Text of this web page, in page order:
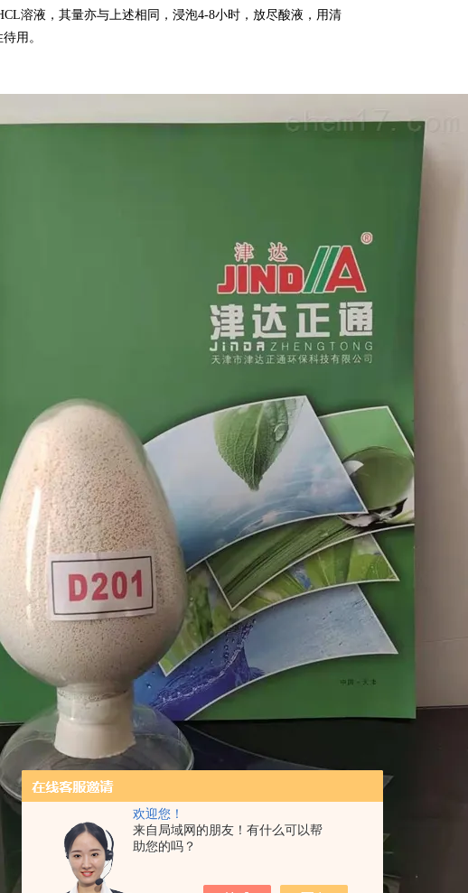
欢迎您！
来自局域网的朋友！有什么可以帮
助您的吗？
溶液，其量亦与上述相同，浸泡4-8小时，放尽酸液，用清
用。